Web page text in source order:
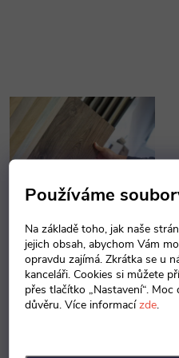
Používáme
Na základě toho, jak naše
jejich obsah, abychom Vám
opravdu zajímá. Zkrátka se u
kanceláři. Cookies si můžete
přes tlačítko „Nastavení“.
důvěru. Více informacízde.